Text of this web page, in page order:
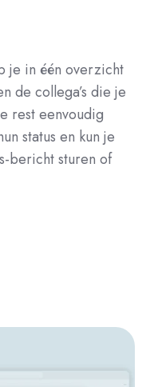
je in één overzicht
de collega’s die je
rest eenvoudig
status en kun je
bericht sturen of